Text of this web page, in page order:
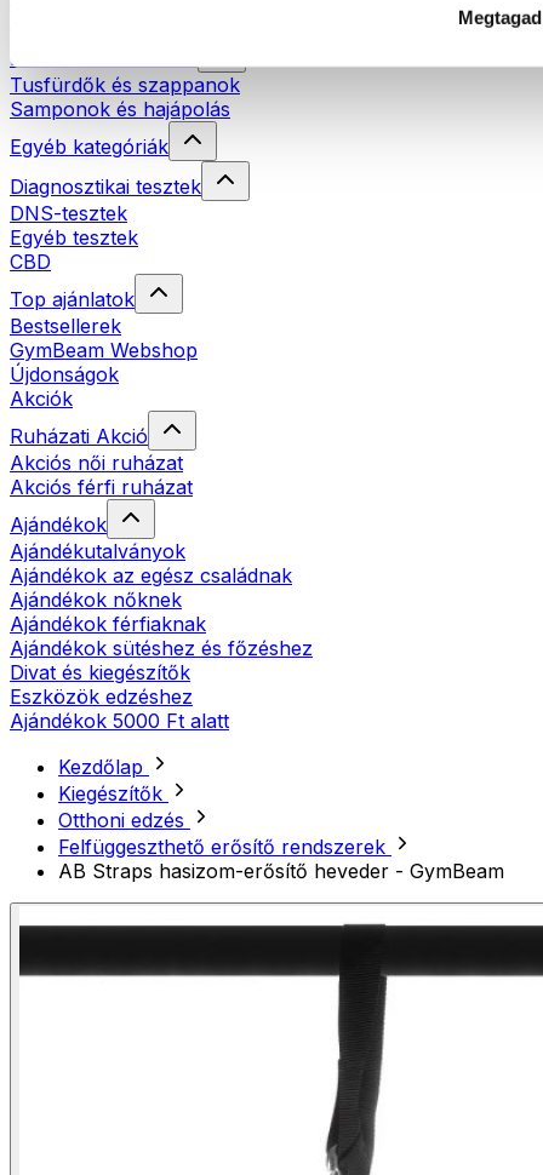
Megtagad
Natúrkozmetikumok
Tusfürdők és szappanok
Samponok és hajápolás
Egyéb kategóriák
Diagnosztikai tesztek
DNS-tesztek
Egyéb tesztek
CBD
Top ajánlatok
Bestsellerek
GymBeam Webshop
Újdonságok
Akciók
Ruházati Akció
Akciós női ruházat
Akciós férfi ruházat
Ajándékok
Ajándékutalványok
Ajándékok az egész családnak
Ajándékok nőknek
Ajándékok férfiaknak
Ajándékok sütéshez és főzéshez
Divat és kiegészítők
Eszközök edzéshez
Ajándékok 5000 Ft alatt
Kezdőlap
Kiegészítők
Otthoni edzés
Felfüggeszthető erősítő rendszerek
AB Straps hasizom-erősítő heveder - GymBeam